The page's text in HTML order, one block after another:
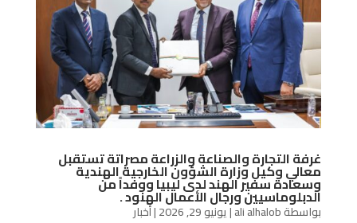
غرفة التجارة والصناعة والزراعة مصراتة تستقبل
معالي وكيل وزارة الشؤون الخارجية الهندية
وسعادة سفير الهند لدى ليبيا ووفداً من
الدبلوماسيين ورجال الأعمال الهنود .
بواسطةali alhalob
|يونيو 29, 2026 |أخبار